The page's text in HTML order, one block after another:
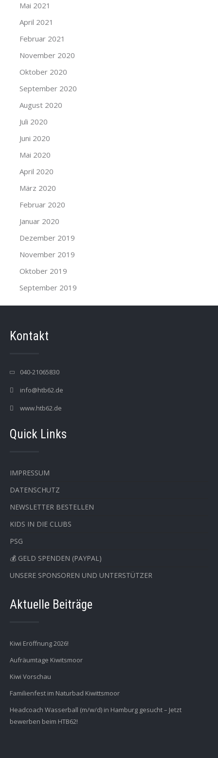
Mai 2021
April 2021
Februar 2021
November 2020
Oktober 2020
September 2020
August 2020
Juli 2020
Juni 2020
Mai 2020
April 2020
März 2020
Februar 2020
Januar 2020
Dezember 2019
November 2019
Oktober 2019
September 2019
Kontakt
040-21065830
info@htb62.de
www.htb62.de
Quick Links
IMPRESSUM
DATENSCHUTZ
NEWSLETTER BESTELLEN
KIDS IN DIE CLUBS
PSG
💰 GELD SPENDEN (PAYPAL)
UNSERE SPONSOREN UND UNTERSTÜTZER
Aktuelle Beiträge
Kiwi Eröffnung 2026!
Aufräumtage Kiwitsmoor
Kiwi Vorschau
Familienfest im Naturbad Kiwittsmoor
Headcoach Wasserball (m/w/d) in Hamburg gesucht – Jetzt
bewerben beim HTB62!